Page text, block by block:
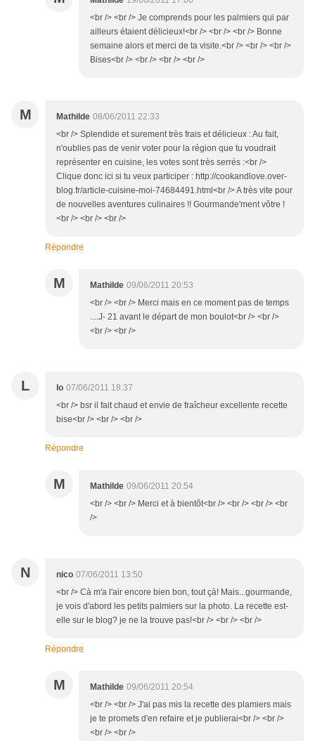
<br /> <br /> Je comprends pour les palmiers qui par
ailleurs étaient délicieux!<br /> <br /> <br /> Bonne
semaine alors et merci de ta visite.<br /> <br /> <br />
Bises<br /> <br /> <br /> <br />
M Mathilde 08/06/2011 22:33
<br /> Splendide et surement très frais et délicieux : Au fait,
n'oublies pas de venir voter pour la région que tu voudrait
représenter en cuisine, les votes sont très serrés :<br />
Clique donc ici si tu veux participer : http://cookandlove.over-
blog.fr/article-cuisine-moi-74684491.html<br /> A très vite pour
de nouvelles aventures culinaires !! Gourmande'ment vôtre !
<br /> <br /> <br />
Répondre
M Mathilde 09/06/2011 20:53
<br /> <br /> Merci mais en ce moment pas de temps
....J- 21 avant le départ de mon boulot<br /> <br />
<br /> <br />
L lo 07/06/2011 18:37
<br /> bsr il fait chaud et envie de fraîcheur excellente recette
bise<br /> <br /> <br />
Répondre
M Mathilde 09/06/2011 20:54
<br /> <br /> Merci et à bientôt<br /> <br /> <br /> <br
/>
N nico 07/06/2011 13:50
<br /> Cà m'a l'air encore bien bon, tout çà! Mais...gourmande,
je vois d'abord les petits palmiers sur la photo. La recette est-
elle sur le blog? je ne la trouve pas!<br /> <br /> <br />
Répondre
M Mathilde 09/06/2011 20:54
<br /> <br /> J'ai pas mis la recette des plamiers mais
je te promets d'en refaire et je publierai<br /> <br />
<br /> <br />